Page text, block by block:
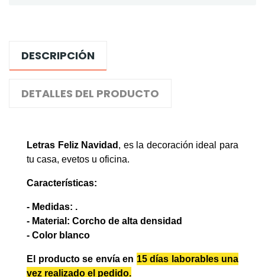
DESCRIPCIÓN
DETALLES DEL PRODUCTO
Letras Feliz Navidad , es la decoración ideal para
tu casa, evetos u oficina.
Características:
- Medidas: .
- Material: Corcho de alta densidad
- Color blanco
El producto se envía en 15 días laborablesuna
vez realizado el pedido.